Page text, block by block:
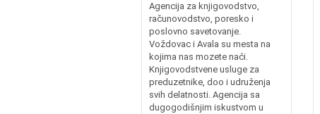
Agencija za knjigovodstvo,
računovodstvo, poresko i
poslovno savetovanje.
Voždovac i Avala su mesta na
kojima nas mozete naći.
Knjigovodstvene usluge za
preduzetnike, doo i udruženja
svih delatnosti. Agencija sa
dugogodišnjim iskustvom u